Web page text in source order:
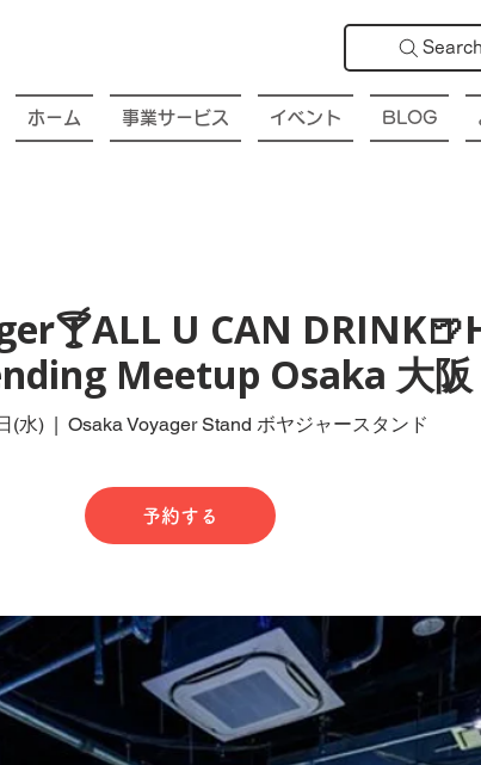
Search
ホーム 事業サービス イベント BLOG
U CAN
Meetup Osaka 大阪
(水)
  |
Osaka Voyager Stand ボヤジャースタンド
予約する